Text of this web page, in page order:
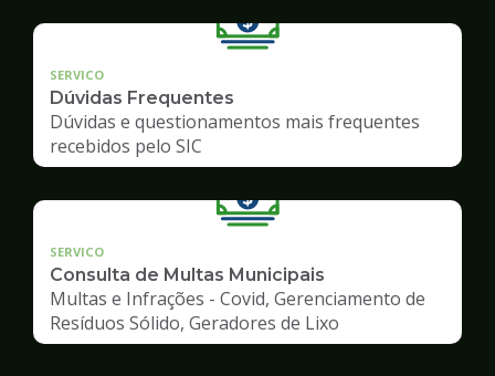
SERVICO
Dúvidas Frequentes
Dúvidas e questionamentos mais frequentes
recebidos pelo SIC
SERVICO
Consulta de Multas Municipais
Multas e Infrações - Covid, Gerenciamento de
Resíduos Sólido, Geradores de Lixo